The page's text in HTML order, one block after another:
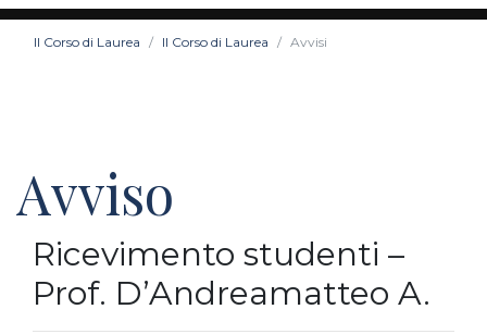
Il Corso di Laurea Il Corso di Laurea Avvisi
Avviso
Ricevimento studenti –
Prof. D’Andreamatteo A.